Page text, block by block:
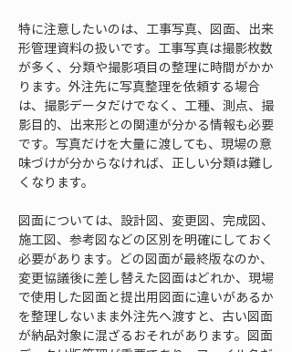
特に注意したいのは、工事写真、図面、出来
形管理資料の扱いです。工事写真は撮影枚数
が多く、分類や撮影項目の整理に時間がかか
ります。外注先に写真整理を依頼する場合
は、撮影データだけでなく、工種、測点、撮
影目的、出来形との関連が分かる情報も必要
です。写真だけを大量に渡しても、現場の意
味づけが分からなければ、正しい分類は難し
くなります。
図面については、設計図、変更図、完成図、
施工図、参考図などの区別を明確にしておく
必要があります。どの図面が最終版なのか、
変更協議後に差し替えた図面はどれか、現場
で使用した図面と提出用図面に違いがあるか
を整理しないまま外注先へ渡すと、古い図面
が納品対象に混ざるおそれがあります。図面